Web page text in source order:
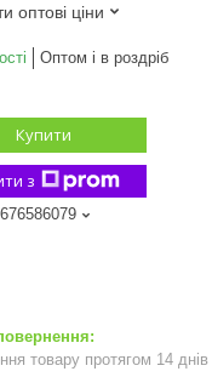
оптові ціни
Оптом і в роздріб
Купити
з
товару протягом 14 днів